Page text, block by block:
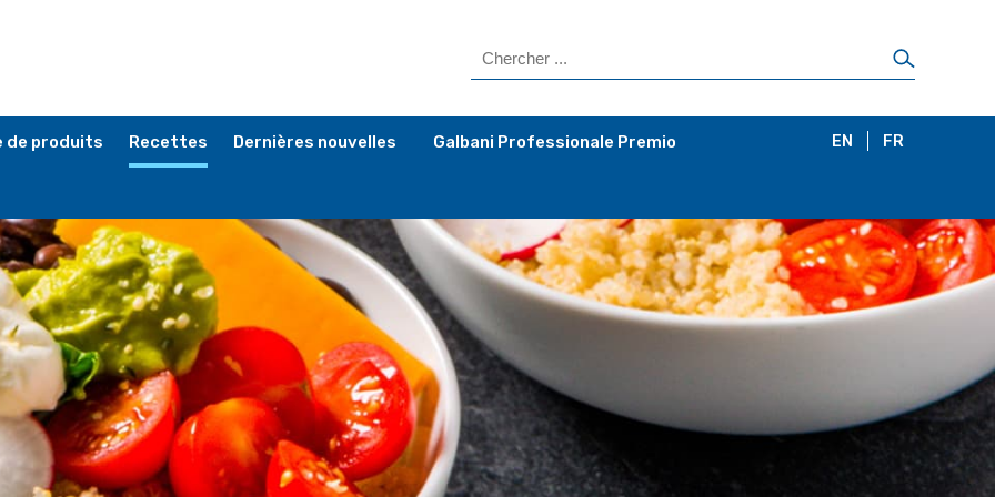
de produits Recettes Dernières nouvelles Galbani Professionale Premio EN FR